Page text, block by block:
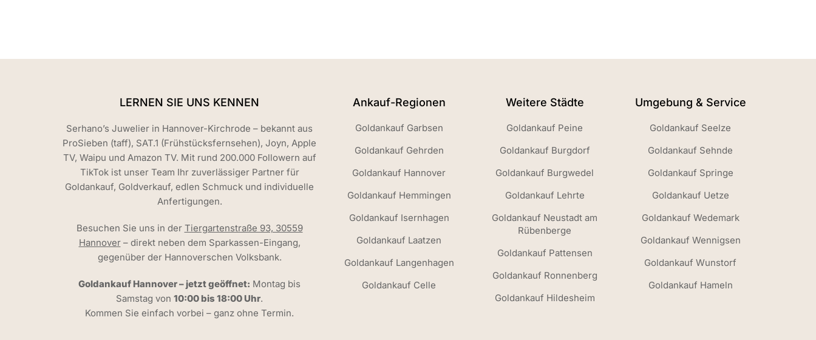
LERNEN SIE UNS KENNEN
Serhano’s Juwelier in Hannover-Kirchrode – bekannt aus
ProSieben (taff), SAT.1 (Frühstücksfernsehen), Joyn, Apple
TV, Waipu und Amazon TV. Mit rund 200.000 Followern auf
TikTok ist unser Team Ihr zuverlässiger Partner für
Goldankauf, Goldverkauf, edlen Schmuck und individuelle
Anfertigungen.
Besuchen Sie uns in der Tiergartenstraße 93, 30559
Hannover– direkt neben dem Sparkassen-Eingang,
gegenüber der Hannoverschen Volksbank.
Goldankauf Hannover – jetzt geöffnet: Montag bis
Samstag von 10:00 bis 18:00 Uhr.
Kommen Sie einfach vorbei – ganz ohne Termin.
Ankauf-Regionen
Goldankauf Garbsen
Goldankauf Gehrden
Goldankauf Hannover
Goldankauf Hemmingen
Goldankauf Isernhagen
Goldankauf Laatzen
Goldankauf Langenhagen
Goldankauf Celle
Weitere Städte
Goldankauf Peine
Goldankauf Burgdorf
Goldankauf Burgwedel
Goldankauf Lehrte
Goldankauf Neustadt am
Rübenberge
Goldankauf Pattensen
Goldankauf Ronnenberg
Goldankauf Hildesheim
Umgebung & Service
Goldankauf Seelze
Goldankauf Sehnde
Goldankauf Springe
Goldankauf Uetze
Goldankauf Wedemark
Goldankauf Wennigsen
Goldankauf Wunstorf
Goldankauf Hameln